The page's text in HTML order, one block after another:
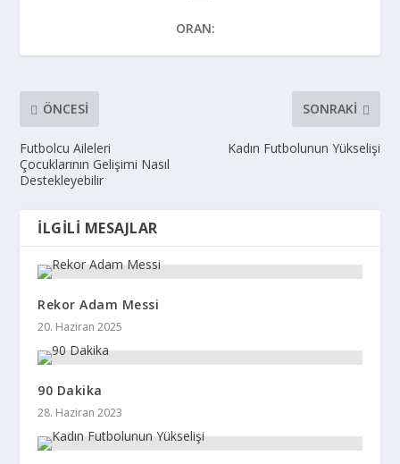
ORAN:
ÖNCESI
Futbolcu Aileleri
Çocuklarının Gelişimi Nasıl
Destekleyebilir
SONRAKI
Kadın Futbolunun Yükselişi
İLGILI MESAJLAR
Rekor Adam Messi
20. Haziran 2025
90 Dakika
28. Haziran 2023